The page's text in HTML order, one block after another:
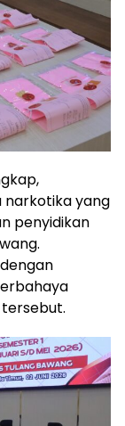
narkotika yang
penyidikan